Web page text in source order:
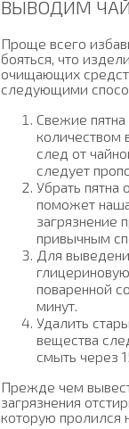
ВЫВОДИМ
Проще всего
бояться, что
очищающих
следующими
Свежие
количеством
след от
следует
Убрать
поможет
загрязнение
привычным
Для
поваренной
минут.
Удалить
вещества
смыть через
Прежде чем
загрязнения
которую пролился